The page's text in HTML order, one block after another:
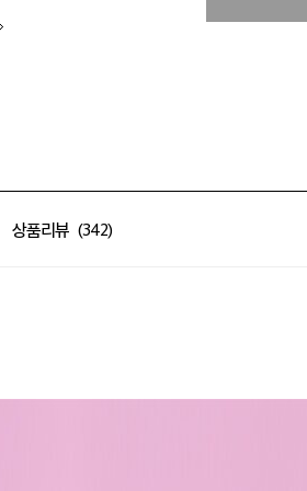
상품리뷰 342